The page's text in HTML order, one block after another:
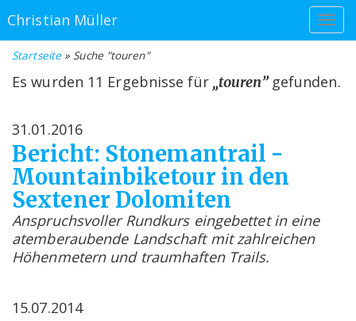
Christian Müller
Startseite » Suche "touren"
Es wurden 11 Ergebnisse für„touren” gefunden.
31.01.2016
Bericht: Stonemantrail -
Mountainbiketour in den
Sextener Dolomiten
Anspruchsvoller Rundkurs eingebettet in eine
atemberaubende Landschaft mit zahlreichen
Höhenmetern und traumhaften Trails.
15.07.2014